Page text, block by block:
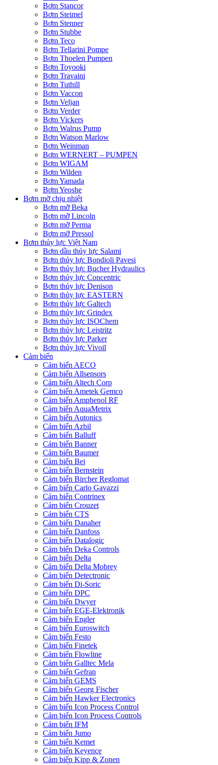
Bơm Stancor
Bơm Steimel
Bơm Stenner
Bơm Stubbe
Bơm Teco
Bơm Tellarini Pompe
Bơm Thoelen Pumpen
Bơm Toyooki
Bơm Travaini
Bơm Tuthill
Bơm Vaccon
Bơm Veljan
Bơm Verder
Bơm Vickers
Bơm Walrus Pump
Bơm Watson Marlow
Bơm Weinman
Bơm WERNERT – PUMPEN
Bơm WIGAM
Bơm Wilden
Bơm Yamada
Bơm Yeoshe
Bơm mỡ chịu nhiệt
Bơm mỡ Beka
Bơm mỡ Lincoln
Bơm mỡ Perma
Bơm mỡ Pressol
Bơm thủy lực Việt Nam
Bơm dầu thủy lực Salami
Bơm thủy lực Bondioli Pavesi
Bơm thủy lực Bucher Hydraulics
Bơm thủy lực Concentric
Bơm thủy lực Denison
Bơm thủy lực EASTERN
Bơm thủy lực Galtech
Bơm thủy lực Grindex
Bơm thủy lực ISOChem
Bơm thủy lực Leistritz
Bơm thủy lực Parker
Bơm thủy lực Vivoil
Cảm biến
Cảm biến AECO
Cảm biến Allsensors
Cảm biến Altech Corp
Cảm biến Ametek Gemco
Cảm biến Amphenol RF
Cảm biến AquaMetrix
Cảm biến Autonics
Cảm biến Azbil
Cảm biến Balluff
Cảm biến Banner
Cảm biến Baumer
Cảm biến Bei
Cảm biến Bernstein
Cảm biến Bircher Reglomat
Cảm biến Carlo Gavazzi
Cảm biến Contrinex
Cảm biến Crouzet
Cảm biến CTS
Cảm biến Danaher
Cảm biến Danfoss
Cảm biến Datalogic
Cảm biến Deka Controls
Cảm biến Delta
Cảm biến Delta Mobrey
Cảm biến Detectronic
Cảm biến Di-Soric
Cảm biến DPC
Cảm biến Dwyer
Cảm biến EGE-Elektronik
Cảm biến Engler
Cảm biến Euroswitch
Cảm biến Festo
Cảm biến Finetek
Cảm biến Flowline
Cảm biến Galltec Mela
Cảm biến Gefran
Cảm biến GEMS
Cảm biến Georg Fischer
Cảm biến Hawker Electronics
Cảm biến Icon Process Control
Cảm biến Icon Process Controls
Cảm biến IFM
Cảm biến Jumo
Cảm biến Kemet
Cảm biến Keyence
Cảm biến Kipp & Zonen